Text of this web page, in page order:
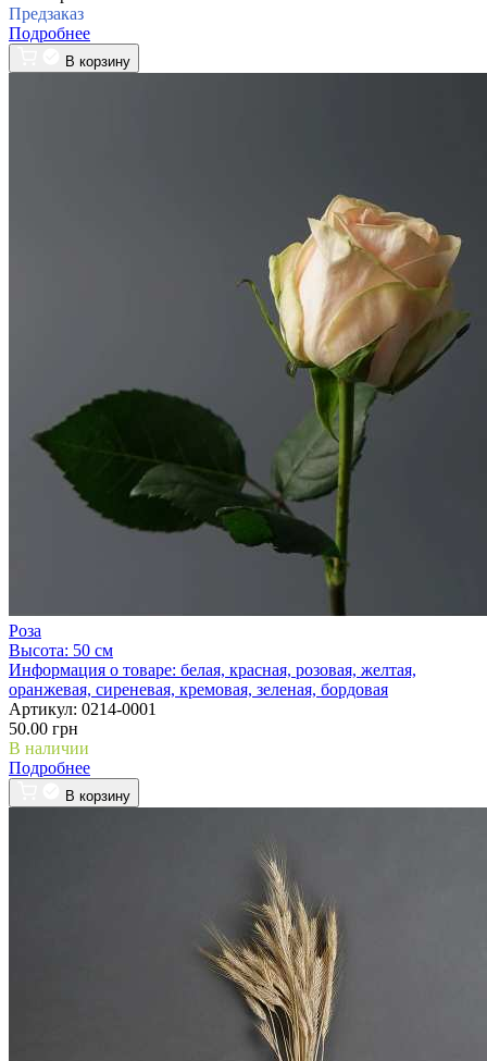
Предзаказ
Подробнее
В корзину
Роза
Высота: 50 см
Информация о товаре: белая, красная, розовая, желтая,
оранжевая, сиреневая, кремовая, зеленая, бордовая
Артикул: 0214-0001
50.00 грн
В наличии
Подробнее
В корзину